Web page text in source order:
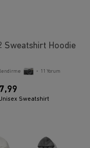
Sweatshirt Hoodie
• 11 Yorum
Sweatshirt